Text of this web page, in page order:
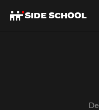
SIDE SCHOOL